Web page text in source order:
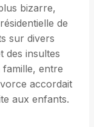
bizarre,
de
sur divers
des insultes
famille, entre
accordait
aux enfants.